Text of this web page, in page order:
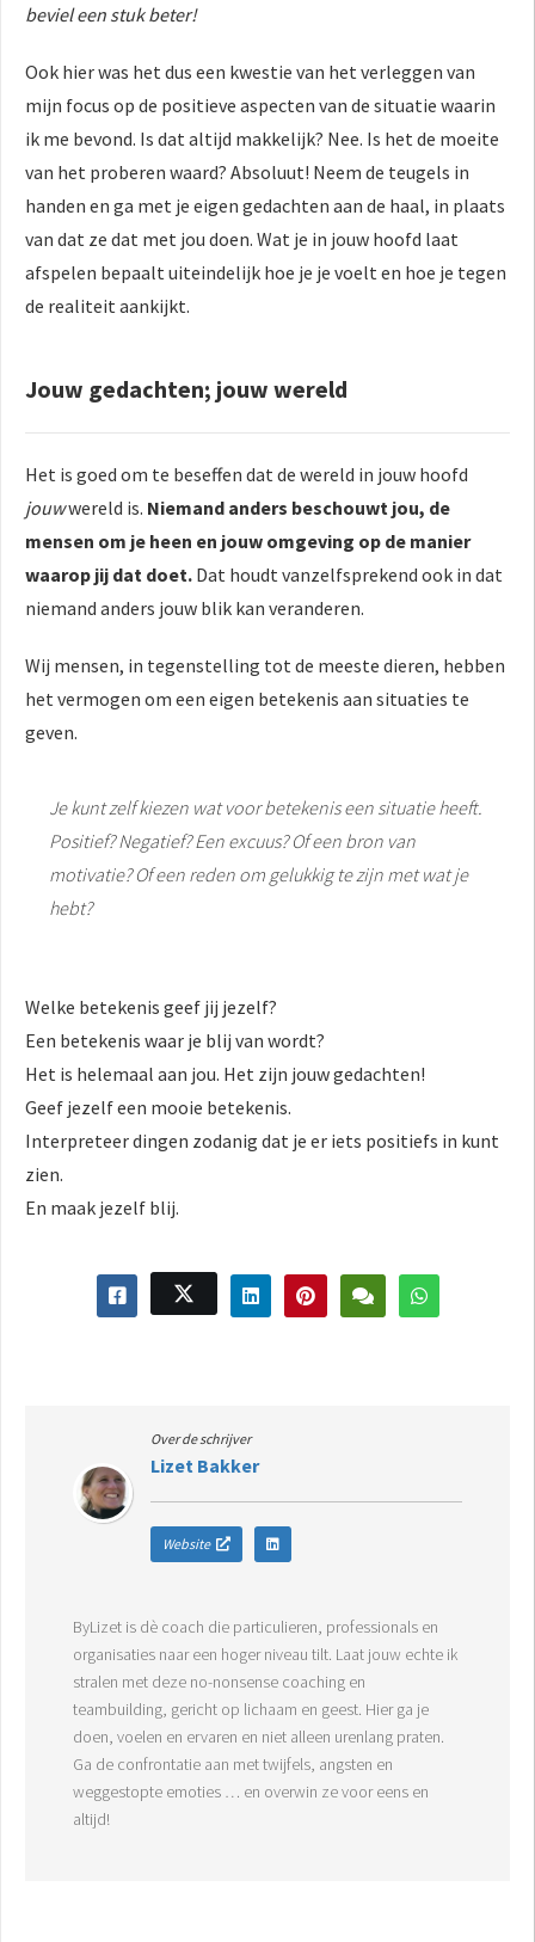
beviel een stuk beter!
Ook hier was het dus een kwestie van het verleggen van
mijn focus op de positieve aspecten van de situatie waarin
ik me bevond. Is dat altijd makkelijk? Nee. Is het de moeite
van het proberen waard? Absoluut! Neem de teugels in
handen en ga met je eigen gedachten aan de haal, in plaats
van dat ze dat met jou doen. Wat je in jouw hoofd laat
afspelen bepaalt uiteindelijk hoe je je voelt en hoe je tegen
de realiteit aankijkt.
Jouw gedachten; jouw wereld
Het is goed om te beseffen dat de wereld in jouw hoofd
jouwwereld is. Niemand anders beschouwt jou, de
mensen om je heen en jouw omgeving op de manier
waarop jij dat doet. Dat houdt vanzelfsprekend ook in dat
niemand anders jouw blik kan veranderen.
Wij mensen, in tegenstelling tot de meeste dieren, hebben
het vermogen om een eigen betekenis aan situaties te
geven.
Je kunt zelf kiezen wat voor betekenis een situatie heeft.
Positief? Negatief? Een excuus? Of een bron van
motivatie? Of een reden om gelukkig te zijn met wat je
hebt?
Welke betekenis geef jij jezelf?
Een betekenis waar je blij van wordt?
Het is helemaal aan jou. Het zijn jouw gedachten!
Geef jezelf een mooie betekenis.
Interpreteer dingen zodanig dat je er iets positiefs in kunt
zien.
En maak jezelf blij.
Over de schrijver
Lizet Bakker
Website
ByLizet is dè coach die particulieren, professionals en
organisaties naar een hoger niveau tilt. Laat jouw echte ik
stralen met deze no-nonsense coaching en
teambuilding, gericht op lichaam en geest. Hier ga je
doen, voelen en ervaren en niet alleen urenlang praten.
Ga de confrontatie aan met twijfels, angsten en
weggestopte emoties … en overwin ze voor eens en
altijd!